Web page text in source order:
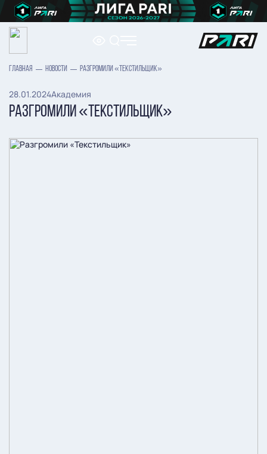
ГЛАВНАЯ НОВОСТИ РАЗГРОМИЛИ «ТЕКСТИЛЬЩИК»
28.01.2024Академия
РАЗГРОМИЛИ «ТЕКСТИЛЬЩИК»